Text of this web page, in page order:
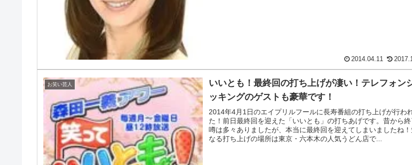
2014.04.11
お笑い芸人
いいとも！最終回の打ち上げが凄い！テレフォン
ッキングのゲストも豪華です！
2014年4月1日のエイプリルフールに長寿番組の打ち上げが行わ
た！前日最終回を迎えた「いいとも」の打ちあげです。昔から
噂は多々ありましたが、本当に最終回を迎えてしまいましたね！
なる打ち上げの場所は東京・六本木の人気うどん店で...